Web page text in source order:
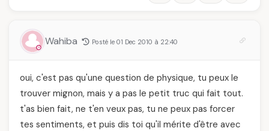
Wahiba Posté le 01 Dec 2010 à 22:40
oui, c'est pas qu'une question de physique, tu peux le
trouver mignon, mais y a pas le petit truc qui fait tout.
t'as bien fait, ne t'en veux pas, tu ne peux pas forcer
tes sentiments, et puis dis toi qu'il mérite d'être avec